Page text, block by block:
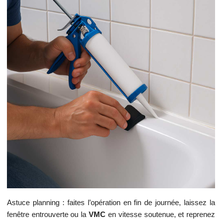
Astuce planning : faites l’opération en fin de journée, laissez la
fenêtre entrouverte ou laVMC en vitesse soutenue, et reprenez